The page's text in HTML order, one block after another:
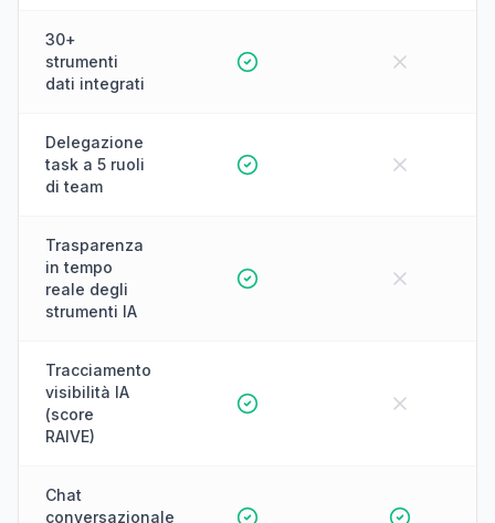
30+
strumenti
dati integrati
Delegazione
task a 5 ruoli
di team
Trasparenza
in tempo
reale degli
strumenti IA
Tracciamento
visibilità IA
(score
RAIVE)
Chat
conversazionale